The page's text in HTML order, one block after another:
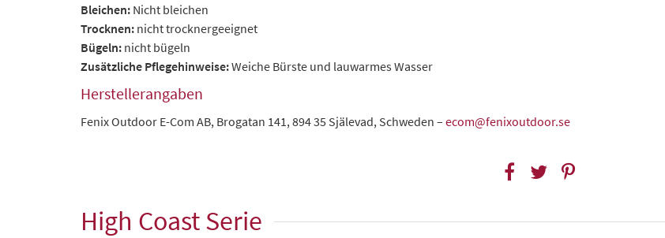
Bleichen: Nicht bleichen
Trocknen: nicht trocknergeeignet
Bügeln: nicht bügeln
Zusätzliche Pflegehinweise:Weiche Bürste und lauwarmes Wasser
Herstellerangaben
Fenix Outdoor E-Com AB, Brogatan 141, 894 35 Själevad, Schweden – ecom@fenixoutdoor.se
High Coast Serie